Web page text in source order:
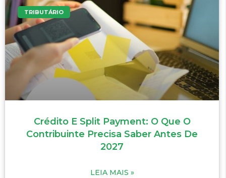
TRIBUTÁRIO
Crédito E Split Payment: O Que O
Contribuinte Precisa Saber Antes De
2027
LEIA MAIS »